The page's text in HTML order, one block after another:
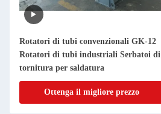
Rotatori di tubi convenzionali GK-12
Rotatori di tubi industriali Serbatoi di
tornitura per saldatura
Ottenga il migliore prezzo